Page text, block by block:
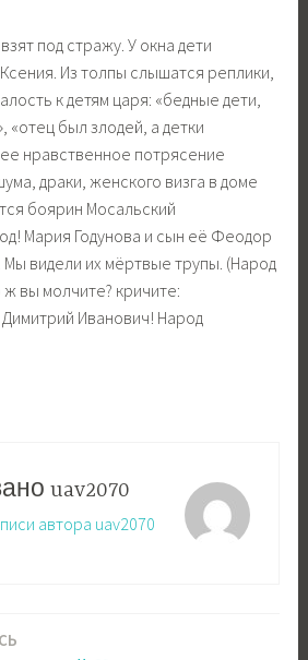
под стражу. У окна дети
Из толпы слышатся реплики,
к детям царя: «бедные дети,
«отец был злодей, а детки
нравственное потрясение
драки, женского визга в доме
боярин Мосальский
Мария Годунова и сын её Феодор
видели их мёртвые трупы. (Народ
вы молчите? кричите:
Димитрий Иванович! Народ
uav2070
автора uav2070